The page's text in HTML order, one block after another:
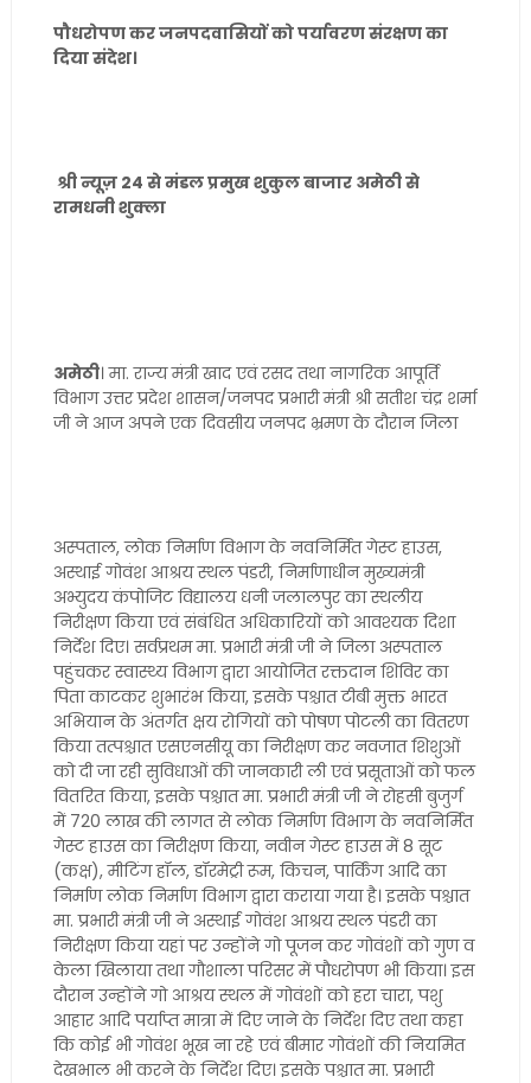
पौधरोपण कर जनपदवासियों को पर्यावरण संरक्षण का
दिया संदेश।
श्री न्यूज़ 24 से मंडल प्रमुख शुकुल बाजार अमेठी से
रामधनी शुक्ला
अमेठी। मा. राज्य मंत्री खाद एवं रसद तथा नागरिक आपूर्ति
विभाग उत्तर प्रदेश शासन/जनपद प्रभारी मंत्री श्री सतीश चंद्र शर्मा
जी ने आज अपने एक दिवसीय जनपद भ्रमण के दौरान जिला
अस्पताल, लोक निर्माण विभाग के नवनिर्मित गेस्ट हाउस,
अस्थाई गोवंश आश्रय स्थल पंडरी, निर्माणाधीन मुख्यमंत्री
अभ्युदय कंपोजिट विद्यालय धनी जलालपुर का स्थलीय
निरीक्षण किया एवं संबंधित अधिकारियों को आवश्यक दिशा
निर्देश दिए। सर्वप्रथम मा. प्रभारी मंत्री जी ने जिला अस्पताल
पहुंचकर स्वास्थ्य विभाग द्वारा आयोजित रक्तदान शिविर का
पिता काटकर शुभारंभ किया, इसके पश्चात टीबी मुक्त भारत
अभियान के अंतर्गत क्षय रोगियों को पोषण पोटली का वितरण
किया तत्पश्चात एसएनसीयू का निरीक्षण कर नवजात शिशुओं
को दी जा रही सुविधाओं की जानकारी ली एवं प्रसूताओं को फल
वितरित किया, इसके पश्चात मा. प्रभारी मंत्री जी ने रोहसी बुजुर्ग
में 720 लाख की लागत से लोक निर्माण विभाग के नवनिर्मित
गेस्ट हाउस का निरीक्षण किया, नवीन गेस्ट हाउस में 8 सूट
(कक्ष), मीटिंग हॉल, डॉरमेट्री रूम, किचन, पार्किंग आदि का
निर्माण लोक निर्माण विभाग द्वारा कराया गया है। इसके पश्चात
मा. प्रभारी मंत्री जी ने अस्थाई गोवंश आश्रय स्थल पंडरी का
निरीक्षण किया यहां पर उन्होंने गो पूजन कर गोवंशों को गुण व
केला खिलाया तथा गौशाला परिसर में पौधरोपण भी किया। इस
दौरान उन्होंने गो आश्रय स्थल में गोवंशों को हरा चारा, पशु
आहार आदि पर्याप्त मात्रा में दिए जाने के निर्देश दिए तथा कहा
कि कोई भी गोवंश भूख ना रहे एवं बीमार गोवंशों की नियमित
देखभाल भी करने के निर्देश दिए। इसके पश्चात मा. प्रभारी